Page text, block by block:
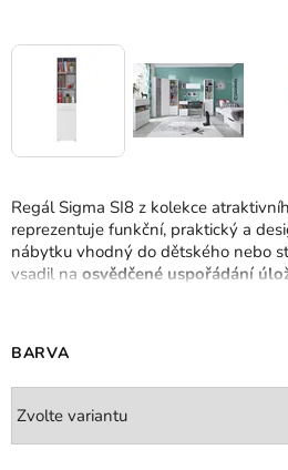
Regál Sigma SI8 z kolekce
reprezentuje funkční, praktický a
nábytku vhodný do dětského nebo
vsadil na osvědčené uspořádání
BARVA